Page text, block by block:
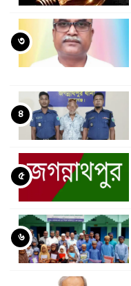
৩
৪
৫
৬